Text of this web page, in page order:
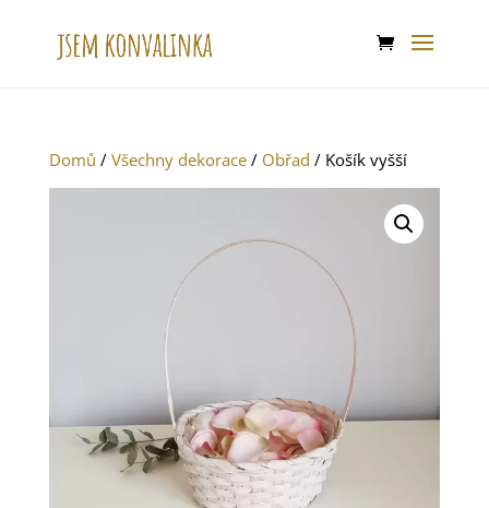
Domů / Všechny dekorace/ Obřad / Košík vyšší